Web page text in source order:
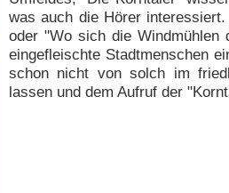
was auch die Hörer
oder "Wo sich die Windmühlen
eingefleischte Stadtmenschen
schon nicht von solch im
lassen und dem Aufruf der